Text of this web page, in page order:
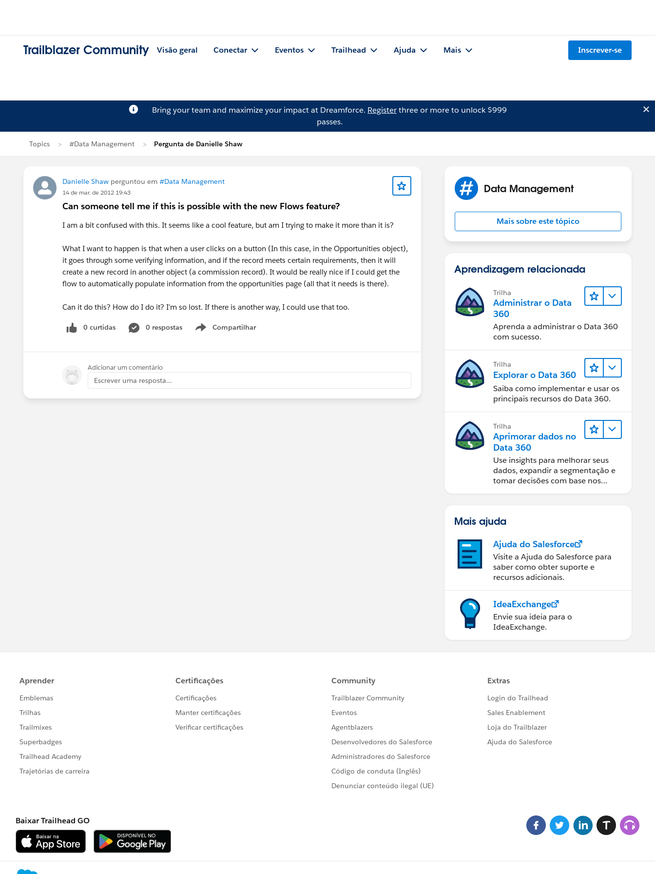
Trailblazer Community Visão geral Conectar Eventos Trailhead Ajuda Mais Inscrever-se
Bring your team and maximize your impact at Dreamforce. Registerthree or more to unlock $999
passes.
Topics #Data Management Pergunta de Danielle Shaw
Danielle Shaw perguntou em #Data Management
14 de mar. de 2012 19:43
Can someone tell me if this is possible with the new Flows feature?
I am a bit confused with this. It seems like a cool feature, but am I trying to make it more than it is?
What I want to happen is that when a user clicks on a button (In this case, in the Opportunities object),
it goes through some verifying information, and if the record meets certain requirements, then it will
create a new record in another object (a commission record). It would be really nice if I could get the
flow to automatically populate information from the opportunities page (all that it needs is there).
Can it do this? How do I do it? I'm so lost. If there is another way, I could use that too.
0 curtidas 0 respostas Compartilhar
Show menu
Adicionar um comentário
Escrever uma resposta...
Data Management
Mais sobre este tópico
Aprendizagem relacionada
Trilha
Administrar o Data
360
Aprenda a administrar o Data 360
com sucesso.
Trilha
Explorar o Data 360
Saiba como implementar e usar os
principais recursos do Data 360.
Trilha
Aprimorar dados no
Data 360
Use insights para melhorar seus
dados, expandir a segmentação e
tomar decisões com base nos
Mais ajuda
Ajuda do Salesforce
Visite a Ajuda do Salesforce para
saber como obter suporte e
recursos adicionais.
IdeaExchange
Envie sua ideia para o
IdeaExchange.